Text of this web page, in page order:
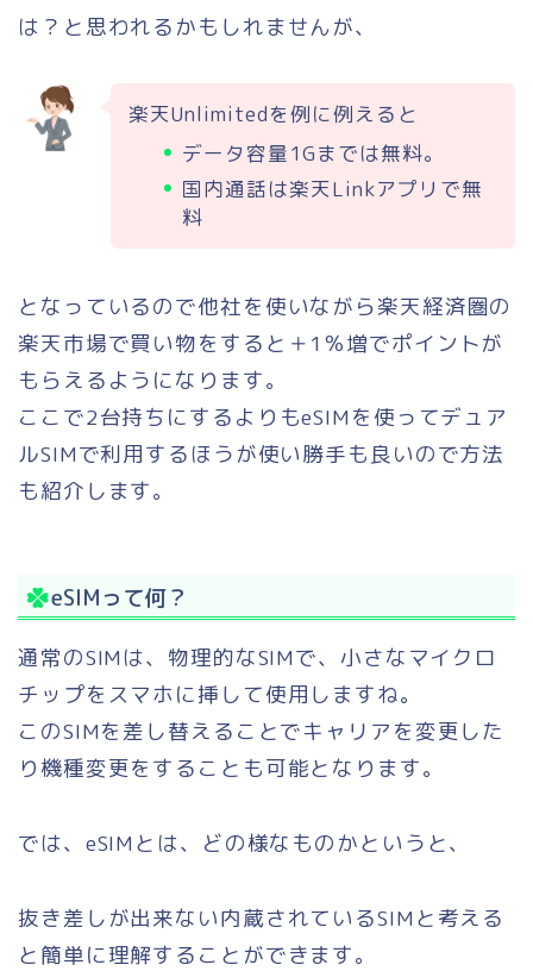
は？と思われるかもしれませんが、
楽天Unlimitedを例に例えると
データ容量1Gまでは無料。
国内通話は楽天Linkアプリで無
料
となっているので他社を使いながら楽天経済圏の
楽天市場で買い物をすると＋1％増でポイントが
もらえるようになります。
ここで2台持ちにするよりもeSIMを使ってデュア
ルSIMで利用するほうが使い勝手も良いので方法
も紹介します。
eSIMって何？
通常のSIMは、物理的なSIMで、小さなマイクロ
チップをスマホに挿して使用しますね。
このSIMを差し替えることでキャリアを変更した
り機種変更をすることも可能となります。
では、eSIMとは、どの様なものかというと、
抜き差しが出来ない内蔵されているSIMと考える
と簡単に理解することができます。